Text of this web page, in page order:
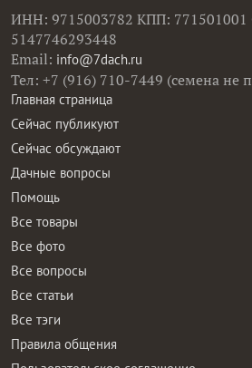
ИНН: 9715003782 КПП:
5147746293448
Email: info@7dach.ru
Тел: +7 (916) 710-7449 (семена не
Главная страница
Сейчас публикуют
Сейчас обсуждают
Дачные вопросы
Помощь
Все товары
Все фото
Все вопросы
Все статьи
Все тэги
Правила общения